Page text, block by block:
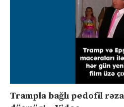
Trampla bağlı pedofil